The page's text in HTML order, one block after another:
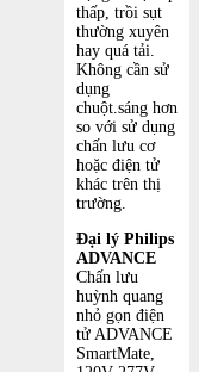
thấp, trồi sụt
thường xuyên
hay quá tải.
Không cần sử
dụng
chuột.sáng hơn
so với sử dụng
chấn lưu cơ
hoặc điện tử
khác trên thị
trường.
Đại lý Philips
ADVANCE
Chấn lưu
huỳnh quang
nhỏ gọn điện
tử ADVANCE
SmartMate,